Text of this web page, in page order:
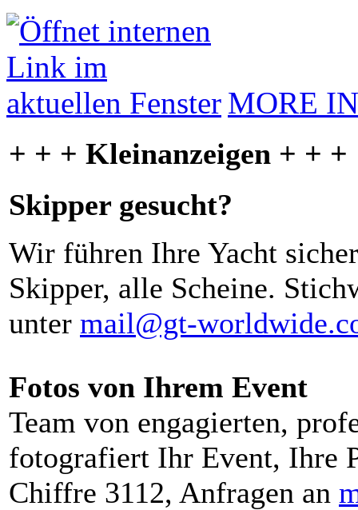
MORE
+ + + Kleinanzeigen + + +
Skipper gesucht?
Wir führen Ihre Yacht
Skipper, alle Scheine.
unter mail@gt-
Fotos von Ihrem Event
Team von engagierten,
fotografiert Ihr Event, Ihre
Chiffre 3112, Anfragen an